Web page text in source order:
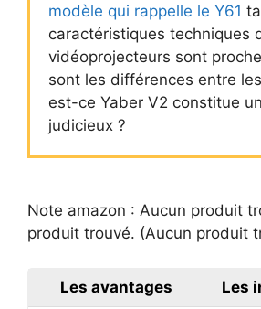
modèle qui rappelle le Y61
caractéristiques techniques
vidéoprojecteurs sont
sont les différences entre
est-ce Yaber V2 constitue
judicieux ?
Note amazon : Aucun produit
produit trouvé. (Aucun produit
Les avantages Les